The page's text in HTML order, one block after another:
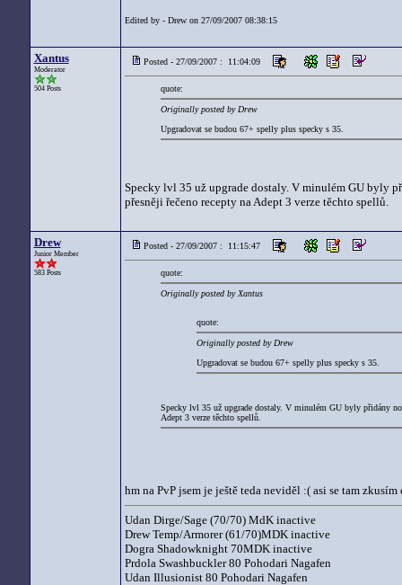
Edited by - Drew on 27/09/2007 08:38:15
Xantus
Moderator
504 Posts
Posted - 27/09/2007 : 11:04:09
quote:
Originally posted by Drew
Upgradovat se budou 67+ spelly plus specky s 35.
Specky lvl 35 už upgrade dostaly. V minulém GU byly
přesněji řečeno recepty na Adept 3 verze těchto spellů.
Drew
Junior Member
583 Posts
Posted - 27/09/2007 : 11:15:47
quote:
Originally posted by Xantus
quote:
Originally posted by Drew
Upgradovat se budou 67+ spelly plus specky s 35.
Specky lvl 35 už upgrade dostaly. V minulém GU byly přidány
Adept 3 verze těchto spellů.
hm na PvP jsem je ještě teda neviděl :( asi se tam
Udan Dirge/Sage (70/70) MdK inactive
Drew Temp/Armorer (61/70)MDK inactive
Dogra Shadowknight 70MDK inactive
Prdola Swashbuckler 80 Pohodari Nagafen
Udan Illusionist 80 Pohodari Nagafen